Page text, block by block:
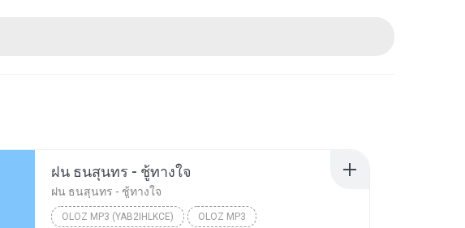
ฝน ธนสุนทร - ชู้ทางใจ
ฝน ธนสุนทร - ชู้ทางใจ
OLOZ MP3 (YAB2IHLKCE) OLOZ MP3